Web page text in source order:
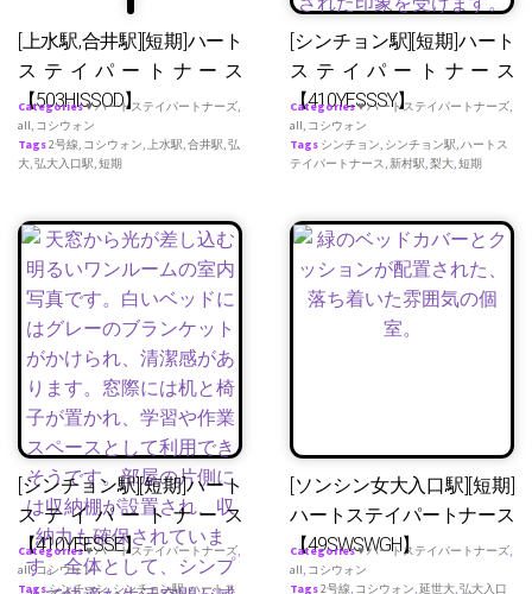
[上水駅,合井駅][短期]ハート
ステイパートナース
【503HISSOD】
Categories♥ ハートステイパートナーズ,
all, コシウォン
Tags2号線, コシウォン, 上水駅,合井駅,弘
大,弘大入口駅,短期
[シンチョン駅][短期]ハート
ステイパートナース
【410YESSSY】
Categories♥ ハートステイパートナーズ,
all, コシウォン
Tags シンチョン, シンチョン駅,ハートス
テイパートナース,新村駅,梨大,短期
[シンチョン駅][短期]ハート
ステイパートナース
【410YEESSE】
Categories♥ ハートステイパートナーズ,
all,コシウォン
Tagsシンチョン,シンチョン駅,ハートス
[ソンシン女大入口駅][短期]
ハートステイパートナース
【49SWSWGH】
Categories♥ ハートステイパートナーズ,
all, コシウォン
Tags2号線, コシウォン,延世大,弘大入口